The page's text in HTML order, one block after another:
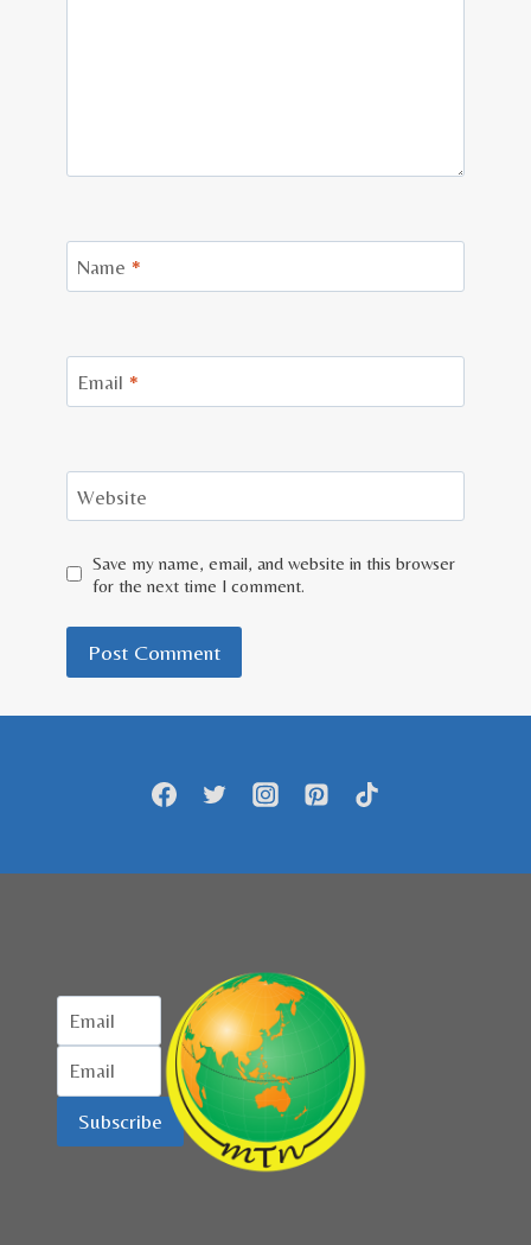
Name *
Email *
Website
Save my name, email, and website in this browser
for the next time I comment.
Subscribe